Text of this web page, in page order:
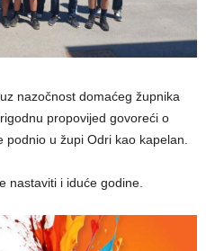
nazočnost domaćeg župnika
propovijed govoreći o
podnio u župi Odri kao kapelan.
nastaviti i iduće godine.